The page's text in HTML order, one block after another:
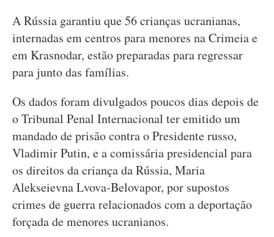
A Rússia garantiu que 56 crianças ucranianas,
internadas em centros para menores na Crimeia e
em Krasnodar, estão preparadas para regressar
para junto das famílias.
Os dados foram divulgados poucos dias depois de
o Tribunal Penal Internacional ter emitido um
mandado de prisão contra o Presidente russo,
Vladimir Putin, e a comissária presidencial para
os direitos da criança da Rússia, Maria
Alekseievna Lvova-Belovapor, por supostos
crimes de guerra relacionados com a deportação
forçada de menores ucranianos.